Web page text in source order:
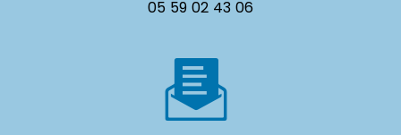
05 59 02 43 06